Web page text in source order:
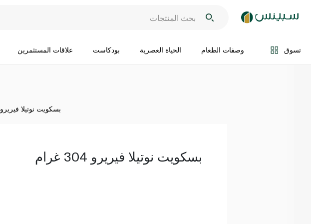
تسوق وصفات الطعام الحياة العصرية بودكاست علاقات المستثمرين
اضف الى السلة
بسكويت نوتيلا فيريرو 304 غرام
بسكويت نوتيلا فيريرو 304 غرام